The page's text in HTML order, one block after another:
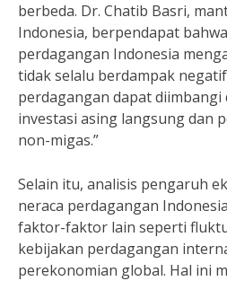
berbeda. Dr. Chatib Basri,
Indonesia, berpendapat
perdagangan Indonesia
tidak selalu berdampak
perdagangan dapat
investasi asing langsung dan
non-migas.”
Selain itu, analisis pengaruh
neraca perdagangan
faktor-faktor lain seperti
kebijakan perdagangan
perekonomian global. Hal ini